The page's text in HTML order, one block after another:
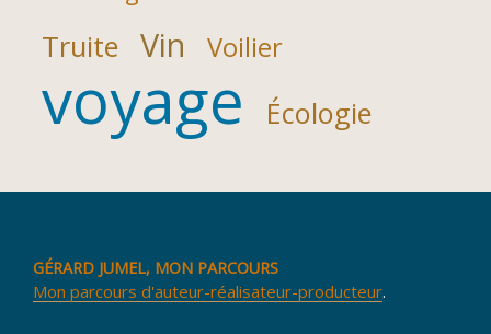
Truite Vin Voilier
voyage Écologie
GÉRARD JUMEL, MON PARCOURS
Mon parcours d'auteur-réalisateur-producteur.